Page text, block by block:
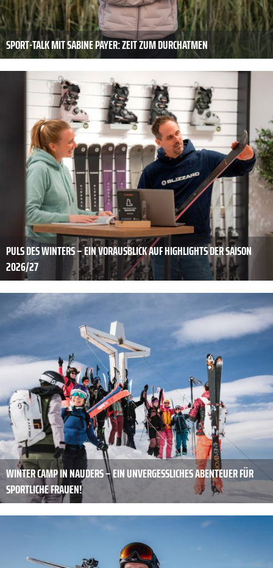
SPORT-TALK MIT SABINE PAYER: ZEIT ZUM DURCHATMEN
PULS DES WINTERS – EIN VORAUSBLICK AUF HIGHLIGHTS DER SAISON
2026/27
WINTER CAMP IN NAUDERS – EIN UNVERGESSLICHES ABENTEUER FÜR
SPORTLICHE FRAUEN!